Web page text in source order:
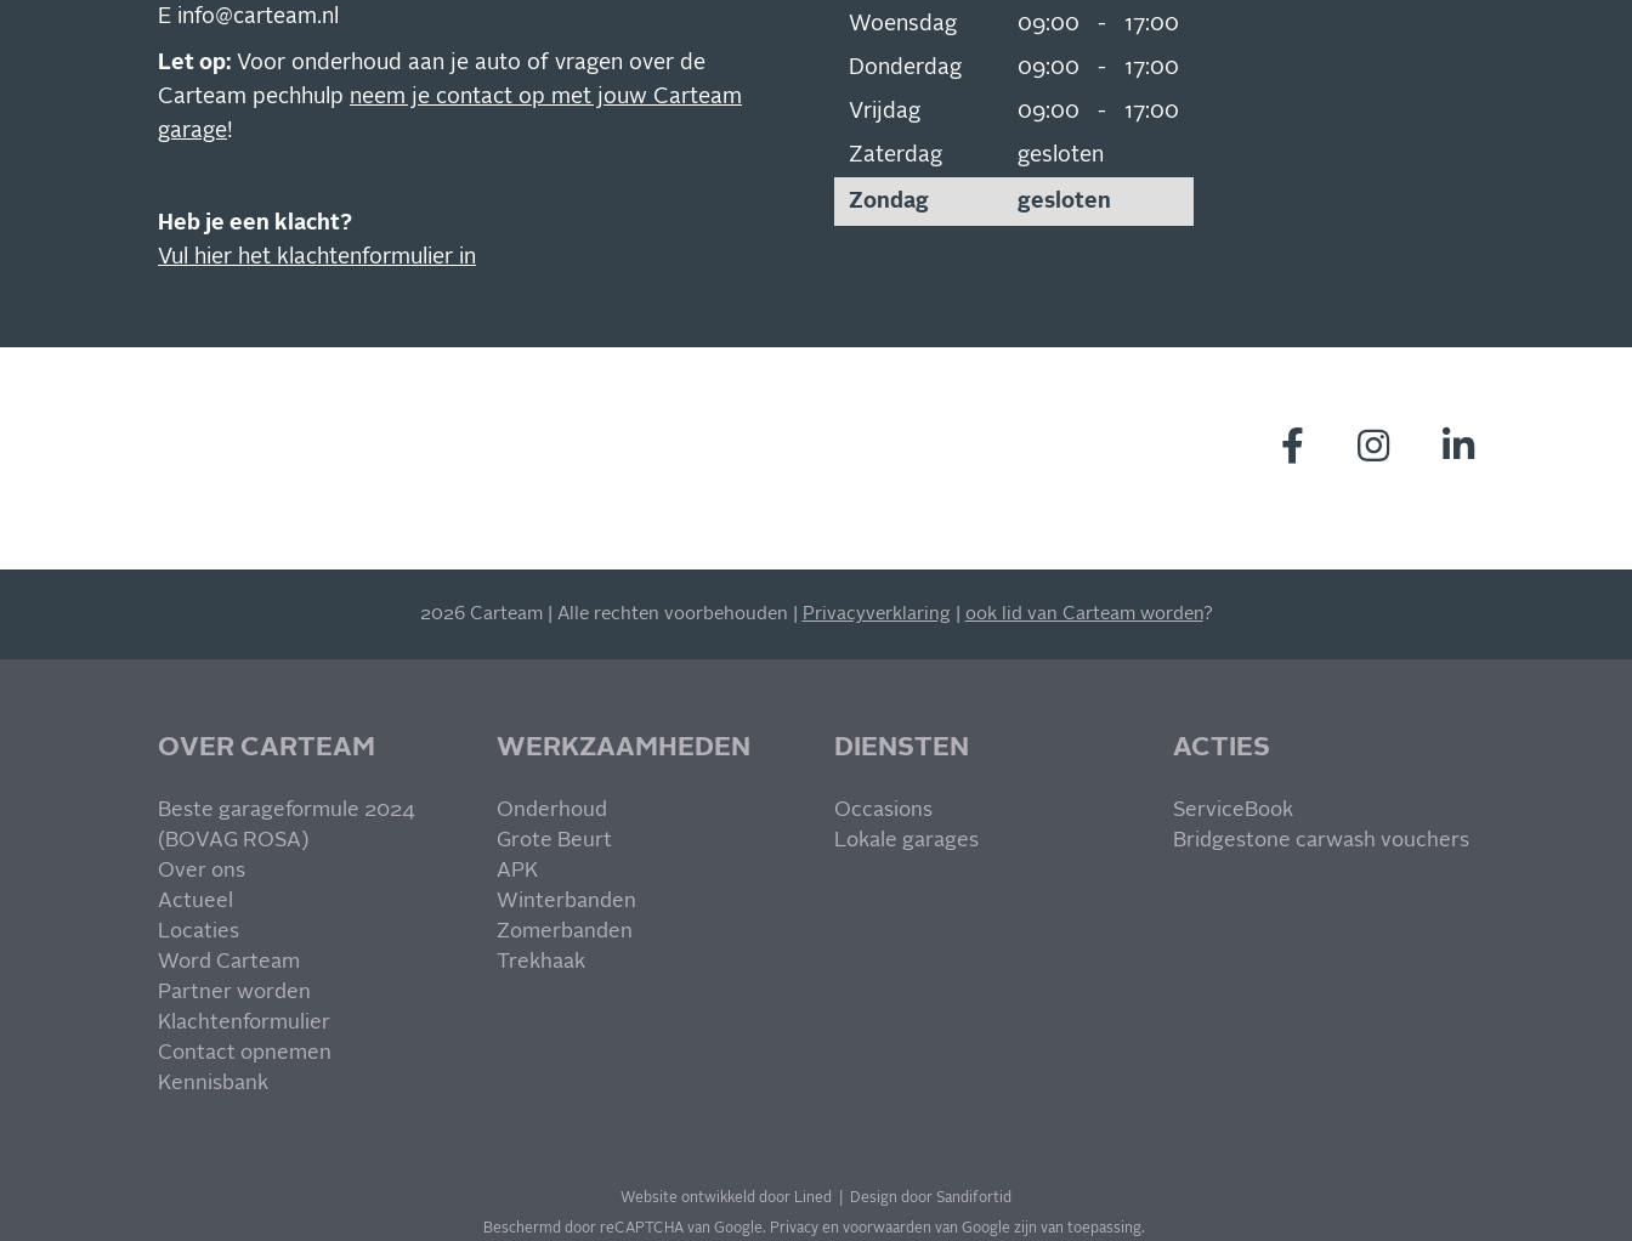
E info@carteam.nl
Let op: Voor onderhoud aan je auto of vragen over de
Carteam pechhulp neem je contact op met jouw Carteam
garage!
Heb je een klacht?
Vul hier het klachtenformulier in
Woensdag
09:00 -
17:00
Donderdag
09:00 -
17:00
Vrijdag
09:00 -
17:00
Zaterdag
gesloten
Zondag gesloten
2026 Carteam | Alle rechten voorbehouden | Privacyverklaring| ook lid van Carteam worden?
OVER CARTEAM
Beste garageformule 2024
(BOVAG ROSA)
Over ons
Actueel
Locaties
Word Carteam
Partner worden
Klachtenformulier
Contact opnemen
Kennisbank
WERKZAAMHEDEN
Onderhoud
Grote Beurt
APK
Winterbanden
Zomerbanden
Trekhaak
DIENSTEN
Occasions
Lokale garages
ACTIES
ServiceBook
Bridgestone carwash vouchers
Website ontwikkeld door Lined Design door Sandifortid
Beschermd door reCAPTCHA van Google. Privacy en voorwaarden van Google zijn van toepassing.